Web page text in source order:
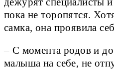
дежурят специалисты
пока не торопятся.
самка, она проявила
– С момента родов и
малыша на себе, не